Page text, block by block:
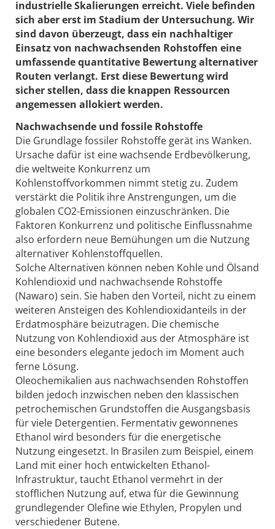
industrielle Skalierungen erreicht. Viele befinden
sich aber erst im Stadium der Untersuchung. Wir
sind davon überzeugt, dass ein nachhaltiger
Einsatz von nachwachsenden Rohstoffen eine
umfassende quantitative Bewertung alternativer
Routen verlangt. Erst diese Bewertung wird
sicher stellen, dass die knappen Ressourcen
angemessen allokiert werden.
Nachwachsende und fossile Rohstoffe
Die Grundlage fossiler Rohstoffe gerät ins Wanken.
Ursache dafür ist eine wachsende Erdbevölkerung,
die weltweite Konkurrenz um
Kohlenstoffvorkommen nimmt stetig zu. Zudem
verstärkt die Politik ihre Anstrengungen, um die
globalen CO2-Emissionen einzuschränken. Die
Faktoren Konkurrenz und politische Einflussnahme
also erfordern neue Bemühungen um die Nutzung
alternativer Kohlenstoffquellen.
Solche Alternativen können neben Kohle und Ölsand
Kohlendioxid und nachwachsende Rohstoffe
(Nawaro) sein. Sie haben den Vorteil, nicht zu einem
weiteren Ansteigen des Kohlendioxidanteils in der
Erdatmosphäre beizutragen. Die chemische
Nutzung von Kohlendioxid aus der Atmosphäre ist
eine besonders elegante jedoch im Moment auch
ferne Lösung.
Oleochemikalien aus nachwachsenden Rohstoffen
bilden jedoch inzwischen neben den klassischen
petrochemischen Grundstoffen die Ausgangsbasis
für viele Detergentien. Fermentativ gewonnenes
Ethanol wird besonders für die energetische
Nutzung eingesetzt. In Brasilen zum Beispiel, einem
Land mit einer hoch entwickelten Ethanol-
Infrastruktur, taucht Ethanol vermehrt in der
stofflichen Nutzung auf, etwa für die Gewinnung
grundlegender Olefine wie Ethylen, Propylen und
verschiedener Butene.